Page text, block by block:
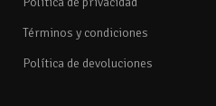
Términos y condiciones
Política de devoluciones